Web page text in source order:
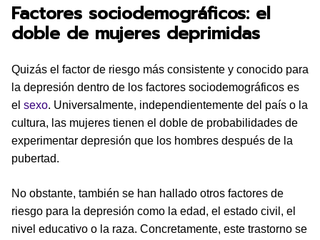
Factores sociodemográficos: el
doble de mujeres deprimidas
Quizás el factor de riesgo más consistente y conocido para
la depresión dentro de los factores sociodemográficos es
el sexo. Universalmente, independientemente del país o la
cultura, las mujeres tienen el doble de probabilidades de
experimentar depresión que los hombres después de la
pubertad.
No obstante, también se han hallado otros factores de
riesgo para la depresión como la edad, el estado civil, el
nivel educativo o la raza. Concretamente, este trastorno se